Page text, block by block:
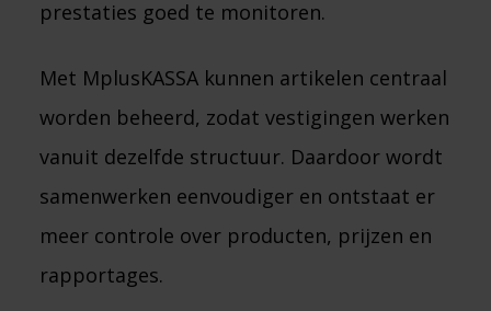
prestaties goed te monitoren.
Met MplusKASSA kunnen artikelen centraal
worden beheerd, zodat vestigingen werken
vanuit dezelfde structuur. Daardoor wordt
samenwerken eenvoudiger en ontstaat er
meer controle over producten, prijzen en
rapportages.